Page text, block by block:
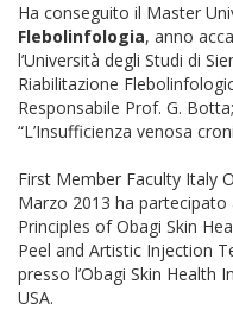
Ha conseguito il Master
Flebolinfologia, anno
l’Università degli Studi di
Riabilitazione
Responsabile Prof. G.
“L’Insufficienza venosa
First Member Faculty Italy
Marzo 2013 ha partecipato
Principles of Obagi Skin
Peel and Artistic Injection
presso l’Obagi Skin Health
USA.